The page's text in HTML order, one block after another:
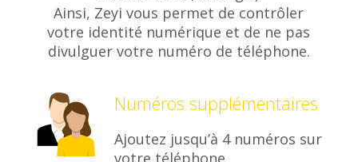
Ainsi, Zeyi vous permet de contrôler
votre identité numérique et de ne pas
divulguer votre numéro de téléphone.
Numéros supplémentaires
Ajoutez jusqu’à 4 numéros sur
votre téléphone